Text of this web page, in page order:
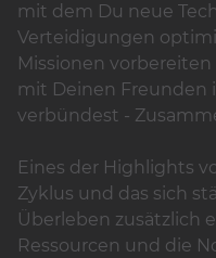
mit dem Du neue
Verteidigungen
Missionen
mit Deinen Freunden
verbündest -
Eines der Highlights
Zyklus und das sich
Überleben zusätzlich
Ressourcen und die